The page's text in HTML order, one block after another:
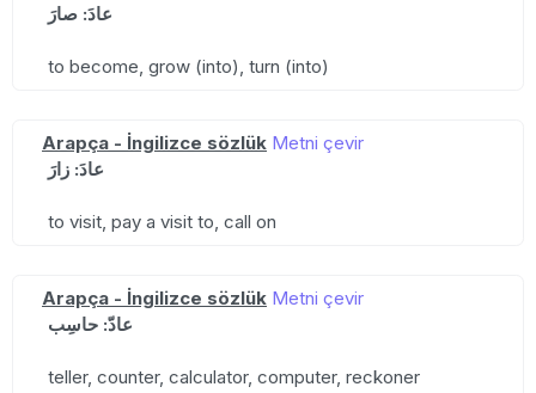
عادَ: صارَ
to become, grow (into), turn (into)
Arapça - İngilizce sözlük Metni çevir
عادَ: زارَ
to visit, pay a visit to, call on
Arapça - İngilizce sözlük Metni çevir
عادّ: حاسِب
teller, counter, calculator, computer, reckoner